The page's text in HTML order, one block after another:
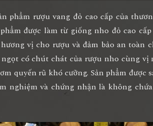
phẩm rượu vang đỏ cao cấp của
được làm từ giống nho đỏ cao
vị cho rượu và đảm bảo an toàn
có chút chát của rượu nho cùng vị
quyến rũ khó cưỡng. Sản phẩm được
nghiệm và chứng nhận là không